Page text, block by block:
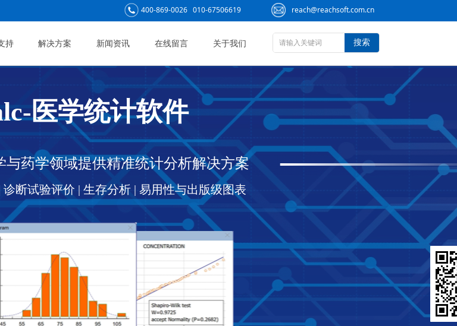
持 解决方案 新闻资讯 在线留言 关于我们 搜索
400-869-0026 010-67506619 reach@reachsoft.com.cn
与药学领域提供精准统计分析解决方案
诊断试验评价 | 生存分析 | 易用性与出版级图表
医学统计软件